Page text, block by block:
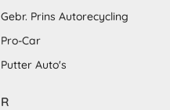
Gebr. Prins Autorecycling
Pro-Car
Putter Auto's
R